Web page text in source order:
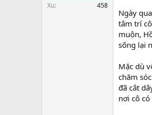
Xu 458
Ngày
tâm trí
muộn,
sống lại
Mặc dù
chăm
đã cắt
nơi cô